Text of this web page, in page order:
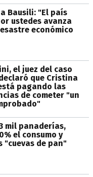
Bausili: "El país
ustedes avanza
económico
el juez del caso
que Cristina
pagando las
de cometer "un
mil panaderías,
el consumo y
"cuevas de pan"